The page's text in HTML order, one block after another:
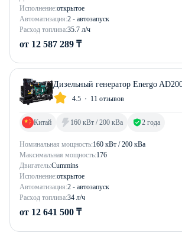
Исполнение:открытое
Автоматизация:2 - автозапуск
Расход топлива:35.7 л/ч
от 12 587 289 ₸
Дизельный генератор Energo
4.5 11 отзывов
Номинальная мощность:160 кВт / 200 кВа
Максимальная мощность:176
Двигатель:Cummins
Исполнение:открытое
Автоматизация:2 - автозапуск
Расход топлива:34 л/ч
Китай 160 кВт / 200 кВа 2 года
от 12 641 500 ₸